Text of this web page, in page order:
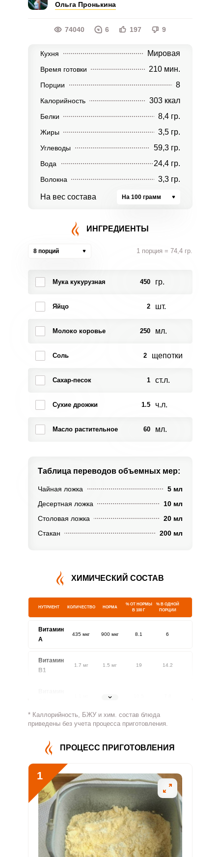
Ольга Пронькина
74040 6 197 9
Кухня Мировая
Время готовки 210 мин.
Порции 8
Калорийность 303 ккал
Белки 8,4 гр.
Жиры 3,5 гр.
Углеводы 59,3 гр.
Вода 24,4 гр.
Волокна 3,3 гр.
На вес состава На 100 грамм
ИНГРЕДИЕНТЫ
8 порций 1 порция = 74,4 гр.
Мука кукурузная 450 гр.
Яйцо 2 шт.
Молоко коровье 250 мл.
Соль 2 щепотки
Сахар-песок 1 ст.л.
Сухие дрожжи 1.5 ч.л.
Масло растительное 60 мл.
Таблица переводов объемных мер:
Чайная ложка
5 мл
Десертная ложка
10 мл
Столовая ложка
20 мл
Стакан
200 мл
ХИМИЧЕСКИЙ СОСТАВ
НУТРИЕНТ КОЛИЧЕСТВО НОРМА
% ОТ НОРМЫ
В 100 Г
% В ОДНОЙ
ПОРЦИИ
Витамин
A
435 мкг 900 мкг 8.1 6
Витамин
В1
1.7 мг 1.5 мг 19 14.2
1.8 мг
Витамин
315 мг 500 мг 10.6 7.9
Витамин
В5
Витамин
В6
1 мг 8.6 6.4
Витамин
51.8 мкг 400 мкг 2.2 1.6
Витамин
0.6 мкг 3 мкг 3.2 2.4
* Каллорийность, БЖУ и хим. состав блюда
приведены без учета процесса приготовления.
ПРОЦЕСС ПРИГОТОВЛЕНИЯ
1